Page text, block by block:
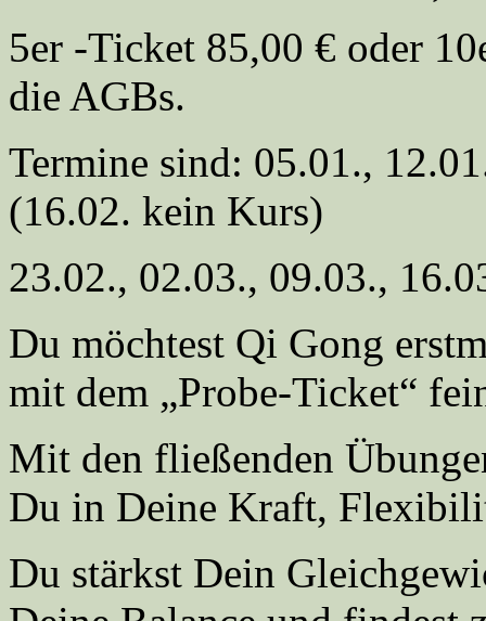
5er -Ticket 85,00 € oder
die AGBs.
Termine sind: 05.01.,
(16.02. kein Kurs)
23.02., 02.03., 09.03.,
Du möchtest Qi Gong
mit dem „Probe-Ticket“
Mit den fließenden
Du in Deine Kraft,
Du stärkst Dein